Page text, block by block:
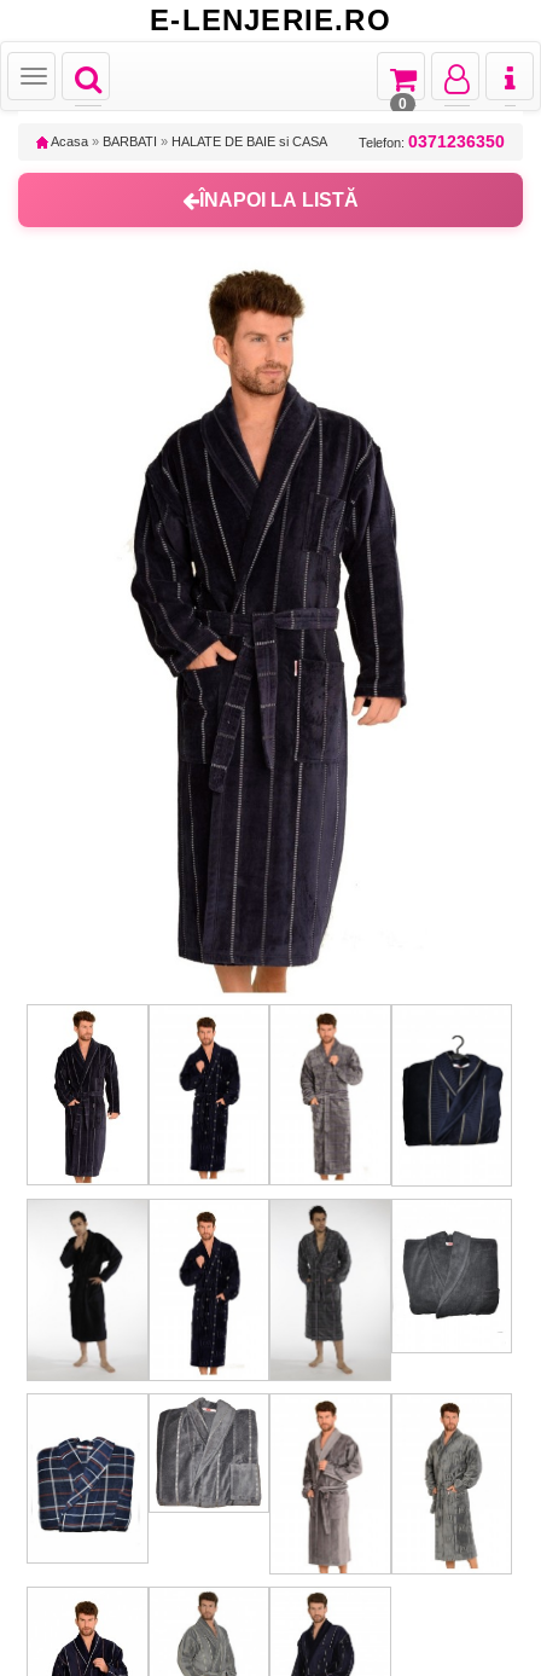
E-LENJERIE.RO
Toggle
navigation
Toggle
Toggle
navigation
Toggle
navigation
Toggle
navigation
0
Acasa » BARBATI » HALATE DE BAIE si CASA Telefon: 0371236350
ÎNAPOI LA LISTĂ